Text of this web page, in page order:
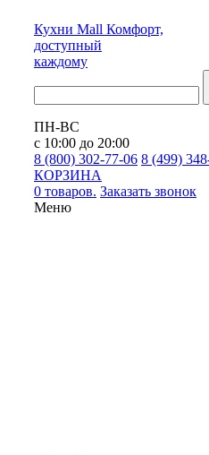
Кухни Mall Комфорт,
доступный
каждому
ПН-ВС
с 10:00 до 20:00
8 (800) 302-77-06 8 (499)
КОРЗИНА
0 товаров. Заказать звонок
Меню